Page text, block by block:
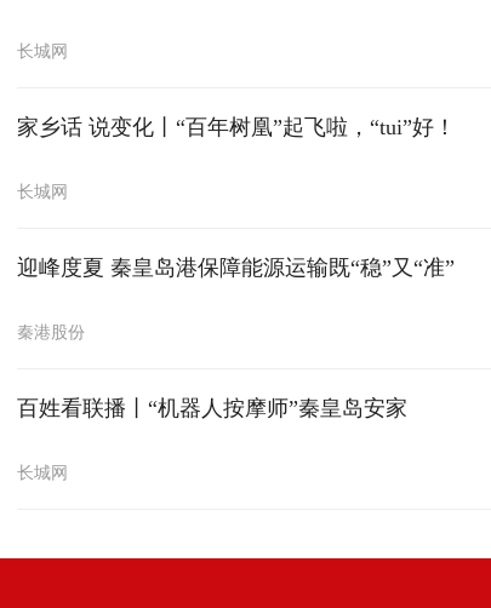
长城网
家乡话 说变化丨“百年树凰”起飞啦，“tui”好！
长城网
迎峰度夏 秦皇岛港保障能源运输既“稳”又“准”
秦港股份
百姓看联播丨“机器人按摩师”秦皇岛安家
长城网